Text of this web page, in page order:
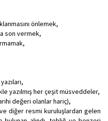
önlemek,
son vermek,
yazılmış her çeşit müsveddeler,
değeri olanlar hariç),
diğer resmi kuruluşlardan gelen